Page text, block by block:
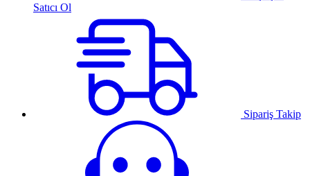
Satıcı Ol
Sipariş Takip